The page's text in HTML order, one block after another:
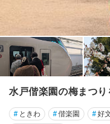
水戸偕楽園の梅まつ
# ときわ #偕楽園 #好